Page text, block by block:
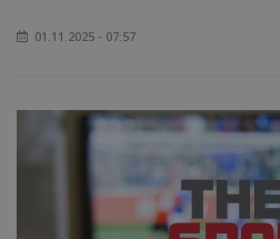
01.11.2025 - 07:57